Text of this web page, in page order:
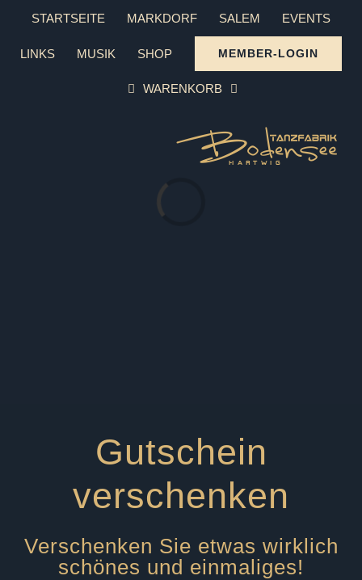
Zum
springen
STARTSEITE MARKDORF SALEM EVENTS
LINKS MUSIK SHOP MEMBER-LOGIN
WARENKORB
Laden...
Gutschein
verschenken
Verschenken Sie etwas wirklich
schönes und einmaliges!